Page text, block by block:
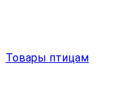
Товары птицам